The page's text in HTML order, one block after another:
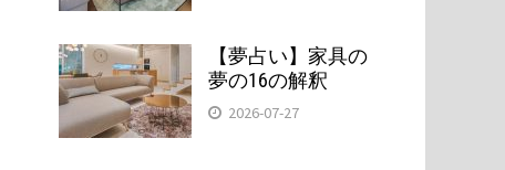
【夢占い】家具の
夢の16の解釈
2026-07-27